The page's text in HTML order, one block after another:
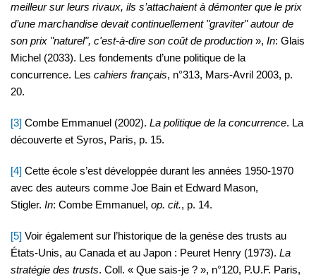
meilleur sur leurs rivaux, ils s’attachaient à démonter que le prix
d’une marchandise devait continuellement "graviter" autour de
son prix "naturel", c'est-à-dire son coût de production », In: Glais
Michel (2033). Les fondements d’une politique de la
concurrence. Les cahiers français, n°313, Mars-Avril 2003, p.
20.
[3] Combe Emmanuel (2002). La politique de la concurrence. La
découverte et Syros, Paris, p. 15.
[4] Cette école s’est développée durant les années 1950-1970
avec des auteurs comme Joe Bain et Edward Mason,
Stigler. In: Combe Emmanuel, op. cit., p. 14.
[5] Voir également sur l’historique de la genèse des trusts au
États-Unis, au Canada et au Japon : Peuret Henry (1973). La
stratégie des trusts. Coll. « Que sais-je ? », n°120, P.U.F. Paris,